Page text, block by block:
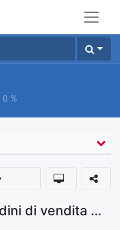
0 %
Creare fattura da ordini di vendita multipli